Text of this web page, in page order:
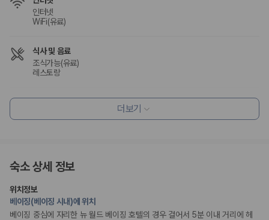
인터넷
WiFi(유료)
식사 및 음료
조식가능(유료)
레스토랑
콘시어지 서비스
포터/벨보이
짐 보관 서비스
간편 체크인/체크아웃
드라이클리닝/세탁서비스
리무진 또는 타운카 서비스 이용가능
더보기
숙소 상세 정보
위치정보
베이징(베이징 시내)에 위치
베이징 중심에 자리한 뉴 월드 베이징 호텔의 경우 걸어서 5분 이내 거리에 헤